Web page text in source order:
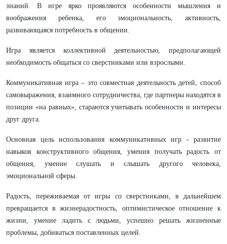
знаний. В игре ярко проявляются особенности мышления и
воображения ребенка, его эмоциональность, активность,
развивающаяся потребность в общении.
Игра является коллективной деятельностью, предполагающей
необходимость общаться со сверстниками или взрослыми.
Коммуникативная игра – это совместная деятельность детей, способ
самовыражения, взаимного сотрудничества, где партнеры находятся в
позиции «на равных», стараются учитывать особенности и интересы
друг друга.
Основная цель использования коммуникативных игр - развитие
навыков конструктивного общения, умения получать радость от
общения, умение слушать и слышать другого человека,
эмоциональной сферы.
Радость, переживаемая от игры со сверстниками, в дальнейшем
превращается в жизнерадостность, оптимистическое отношение к
жизни, умение ладить с людьми, успешно решать жизненные
проблемы, добиваться поставленных целей.